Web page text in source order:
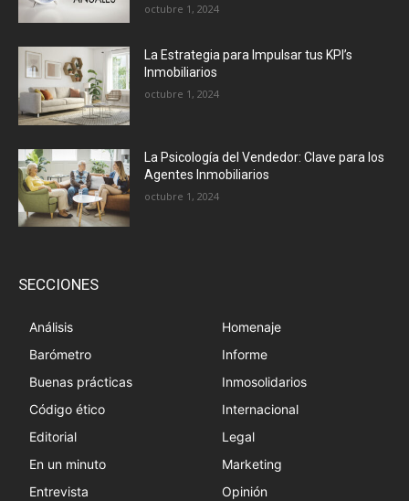
octubre 1, 2024
La Estrategia para Impulsar tus KPI’s
Inmobiliarios
octubre 1, 2024
La Psicología del Vendedor: Clave para los
Agentes Inmobiliarios
octubre 1, 2024
SECCIONES
Análisis
Barómetro
Buenas prácticas
Código ético
Editorial
En un minuto
Entrevista
Homenaje
Informe
Inmosolidarios
Internacional
Legal
Marketing
Opinión